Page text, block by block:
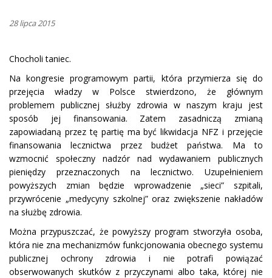
28 lipca 2015
Chocholi taniec.
Na kongresie programowym partii, która przymierza się do
przejęcia władzy w Polsce stwierdzono, że głównym
problemem publicznej służby zdrowia w naszym kraju jest
sposób jej finansowania. Zatem zasadniczą zmianą
zapowiadaną przez tę partię ma być likwidacja NFZ i przejęcie
finansowania lecznictwa przez budżet państwa. Ma to
wzmocnić społeczny nadzór nad wydawaniem publicznych
pieniędzy przeznaczonych na lecznictwo. Uzupełnieniem
powyższych zmian będzie wprowadzenie „sieci” szpitali,
przywrócenie „medycyny szkolnej” oraz zwiększenie nakładów
na służbę zdrowia.
Można przypuszczać, że powyższy program stworzyła osoba,
która nie zna mechanizmów funkcjonowania obecnego systemu
publicznej ochrony zdrowia i nie potrafi powiązać
obserwowanych skutków z przyczynami albo taka, której nie